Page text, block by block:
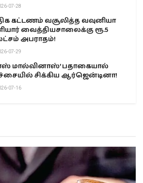
07-28
கட்டணம் வசூலித்த வவுனியா
வைத்தியசாலைக்கு ரூ.5
அபராதம்!
07-29
மால்வினாஸ்’ பதாகையால்
சிக்கிய ஆர்ஜென்டினா!
07-16